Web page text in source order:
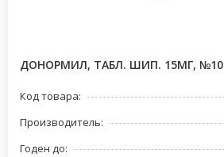
ДОНОРМИЛ, ТАБЛ. ШИП. 15МГ, №10
Код товара:
Производитель:
Годен до: